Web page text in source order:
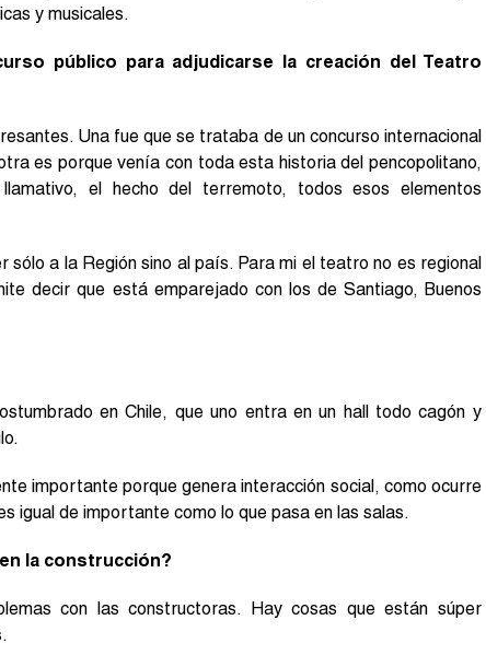
y musicales.
público para adjudicarse la creación del Teatro
Una fue que se trataba de un concurso internacional
es porque venía con toda esta historia del pencopolitano,
el hecho del terremoto, todos esos elementos
a la Región sino al país. Para mi el teatro no es regional
decir que está emparejado con los de Santiago, Buenos
en Chile, que uno entra en un hall todo cagón y
importante porque genera interacción social, como ocurre
igual de importante como lo que pasa en las salas.
la construcción?
con las constructoras. Hay cosas que están súper